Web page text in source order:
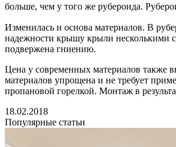
больше, чем у того же рубероида.
Изменилась и основа материалов. В
надежности крышу крыли несколькими
подвержена гниению.
Цена у современных материалов также
материалов упрощена и не требует
пропановой горелкой. Монтаж в
18.02.2018
Популярные статьи